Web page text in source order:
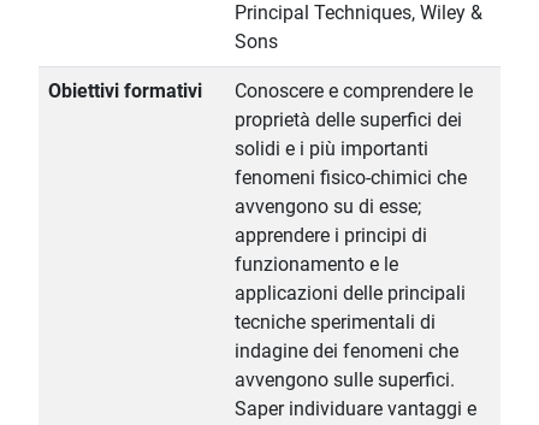
Principal Techniques, Wiley &
Sons
Obiettivi formativi
Conoscere e comprendere le
proprietà delle superfici dei
solidi e i più importanti
fenomeni fisico-chimici che
avvengono su di esse;
apprendere i principi di
funzionamento e le
applicazioni delle principali
tecniche sperimentali di
indagine dei fenomeni che
avvengono sulle superfici.
Saper individuare vantaggi e